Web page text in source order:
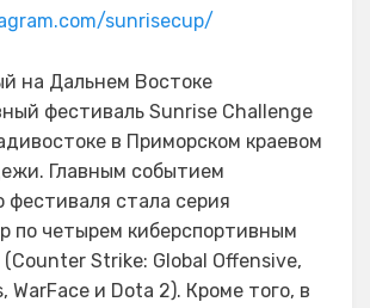
sunrisecup/
на Дальнем Востоке
фестиваль Sunrise Challenge
в Приморском краевом
Главным событием
фестиваля стала серия
по четырем киберспортивным
Strike: Global Offensive,
WarFace и Dota 2). Кроме того, в